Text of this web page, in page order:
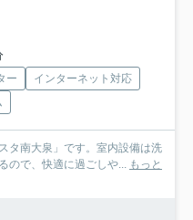
ー
インターネット対応
タ南大泉」です。室内設備は洗
ので、快適に過ごしや... もっと